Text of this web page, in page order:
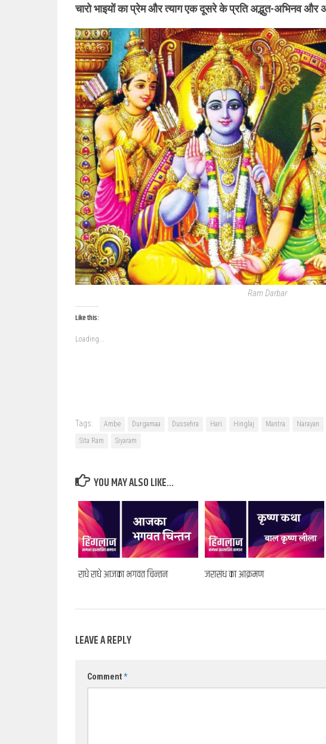
चारो भाइयों का प्रेम और त्याग एक दूसरे के प्रति अद्भुत-अभिनव और
Ram Darbar
Like this:
Loading...
Tags: Ambe Durgamaa Dussehra Hari Hinglaj Mantra Narayan
Sita Ram
Siyaram
YOU MAY ALSO LIKE...
राधे राधे आजका भगवत चिन्तन जरासंध का आक्रमण
LEAVE A REPLY
Comment*